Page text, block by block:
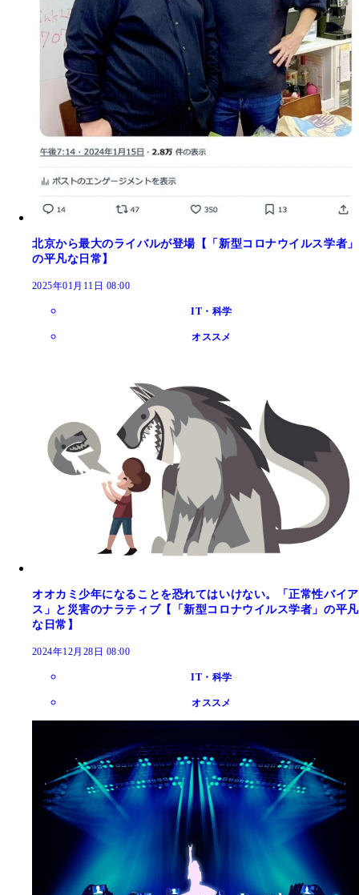
北京から最大のライバルが登場【「新型コロナウイルス学者」
の平凡な日常】
2025年01月11日 08:00
IT・科学
オススメ
オオカミ少年になることを恐れてはいけない。「正常性バイア
ス」と災害のナラティブ【「新型コロナウイルス学者」の平凡
な日常】
2024年12月28日 08:00
IT・科学
オススメ